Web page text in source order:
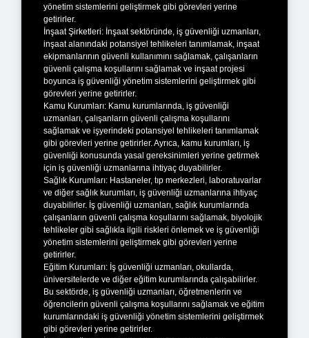
yönetim sistemlerini geliştirmek gibi görevleri yerine
getirirler.
İnşaat Şirketleri: İnşaat sektöründe, iş güvenliği uzmanları,
inşaat alanındaki potansiyel tehlikeleri tanımlamak, inşaat
ekipmanlarının güvenli kullanımını sağlamak, çalışanların
güvenli çalışma koşullarını sağlamak ve inşaat projesi
boyunca iş güvenliği yönetim sistemlerini geliştirmek gibi
görevleri yerine getirirler.
Kamu Kurumları: Kamu kurumlarında, iş güvenliği
uzmanları, çalışanların güvenli çalışma koşullarını
sağlamak ve işyerindeki potansiyel tehlikeleri tanımlamak
gibi görevleri yerine getirirler. Ayrıca, kamu kurumları, iş
güvenliği konusunda yasal gereksinimleri yerine getirmek
için iş güvenliği uzmanlarına ihtiyaç duyabilirler.
Sağlık Kurumları: Hastaneler, tıp merkezleri, laboratuvarlar
ve diğer sağlık kurumları, iş güvenliği uzmanlarına ihtiyaç
duyabilirler. İş güvenliği uzmanları, sağlık kurumlarında
çalışanların güvenli çalışma koşullarını sağlamak, biyolojik
tehlikeler gibi sağlıkla ilgili riskleri önlemek ve iş güvenliği
yönetim sistemlerini geliştirmek gibi görevleri yerine
getirirler.
Eğitim Kurumları: İş güvenliği uzmanları, okullarda,
üniversitelerde ve diğer eğitim kurumlarında çalışabilirler.
Bu sektörde, iş güvenliği uzmanları, öğretmenlerin ve
öğrencilerin güvenli çalışma koşullarını sağlamak ve eğitim
kurumlarındaki iş güvenliği yönetim sistemlerini geliştirmek
gibi görevleri yerine getirirler.